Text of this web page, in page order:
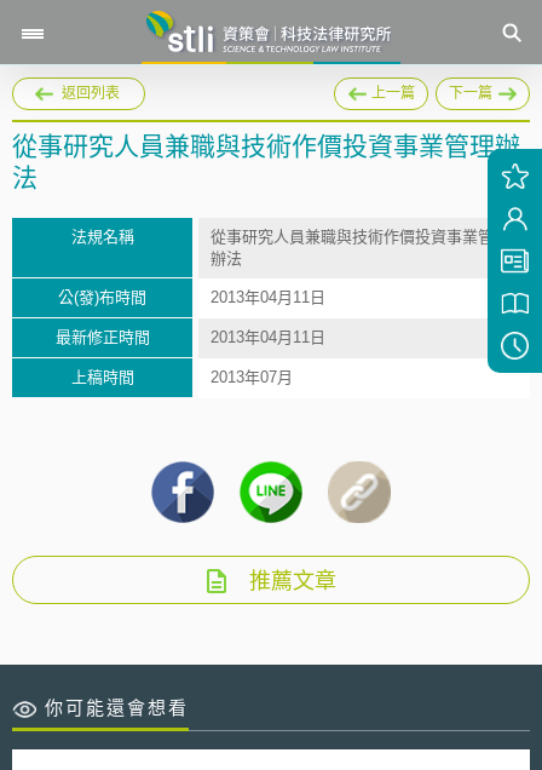
返回列表 上一篇 下一篇
從事研究人員兼職與技術作價投資事業管理辦
法
法規名稱
從事研究人員兼職與技術作價投資事業管理
辦法
公(發)布時間 2013年04月11日
最新修正時間 2013年04月11日
上稿時間 2013年07月
推薦文章
你可能還會想看